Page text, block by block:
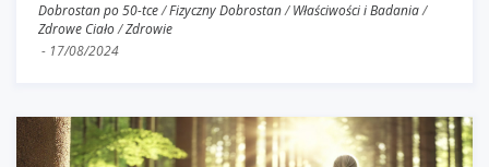
Dobrostan po 50-tce/Fizyczny Dobrostan/Właściwości i Badania/
Zdrowe Ciało/Zdrowie
- 17/08/2024